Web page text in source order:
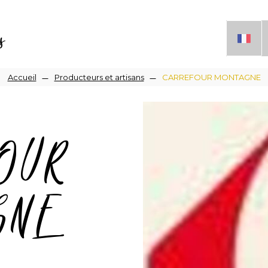
Fil
Accueil Producteurs et artisans CARREFOUR MONTAGNE